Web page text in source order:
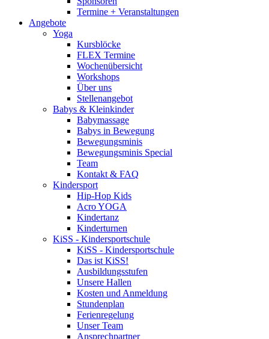
Termine + Veranstaltungen
Angebote
Yoga
Kursblöcke
FLEX Termine
Wochenübersicht
Workshops
Über uns
Stellenangebot
Babys & Kleinkinder
Babymassage
Babys in Bewegung
Bewegungsminis
Bewegungsminis Special
Team
Kontakt & FAQ
Kindersport
Hip-Hop Kids
Acro YOGA
Kindertanz
Kinderturnen
KiSS - Kindersportschule
KiSS - Kindersportschule
Das ist KiSS!
Ausbildungsstufen
Unsere Hallen
Kosten und Anmeldung
Stundenplan
Ferienregelung
Unser Team
Ansprechpartner